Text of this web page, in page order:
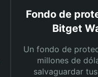
Fondo de
Bitget
Un fondo de
millones de
salvaguardar